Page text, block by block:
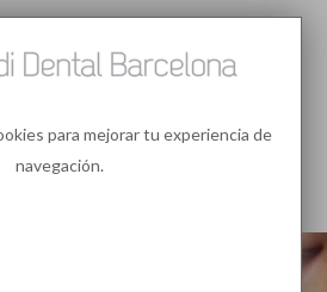
para mejorar tu experiencia de
navegación.